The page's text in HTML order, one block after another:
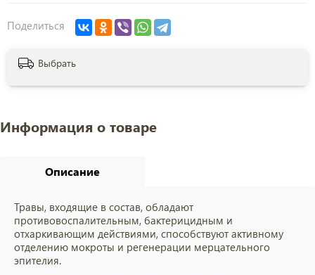
Поделиться
Выбрать
Информация о товаре
Описание
Травы, входящие в состав, обладают
противовоспалительным, бактерицидным и
отхаркивающим действиями, способствуют активному
отделению мокроты и регенерации мерцательного
эпителия.